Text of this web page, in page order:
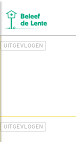
UITGEVLOGEN
UITGEVLOGEN